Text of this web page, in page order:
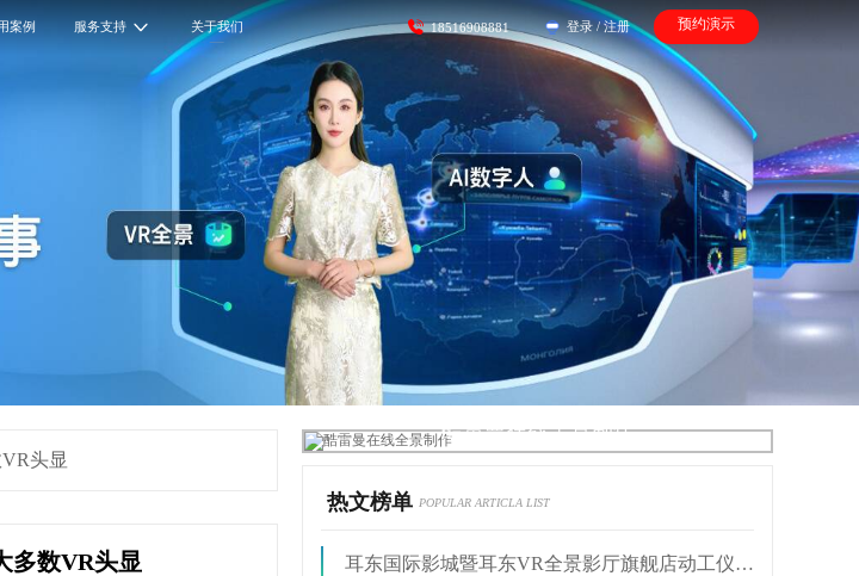
案例 服务支持 关于我们 18516908881 登录 / 注册 预约演示
头显
多数VR头显
酷雷曼在线全景制作
热文榜单 POPULAR ARTICLA LIST
耳东国际影城暨耳东VR全景影厅旗舰店动工仪式盛大举行